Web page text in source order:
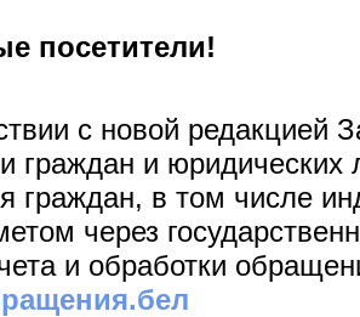
посетители!
с новой
граждан и юридических
граждан, в том числе
через
и обработки